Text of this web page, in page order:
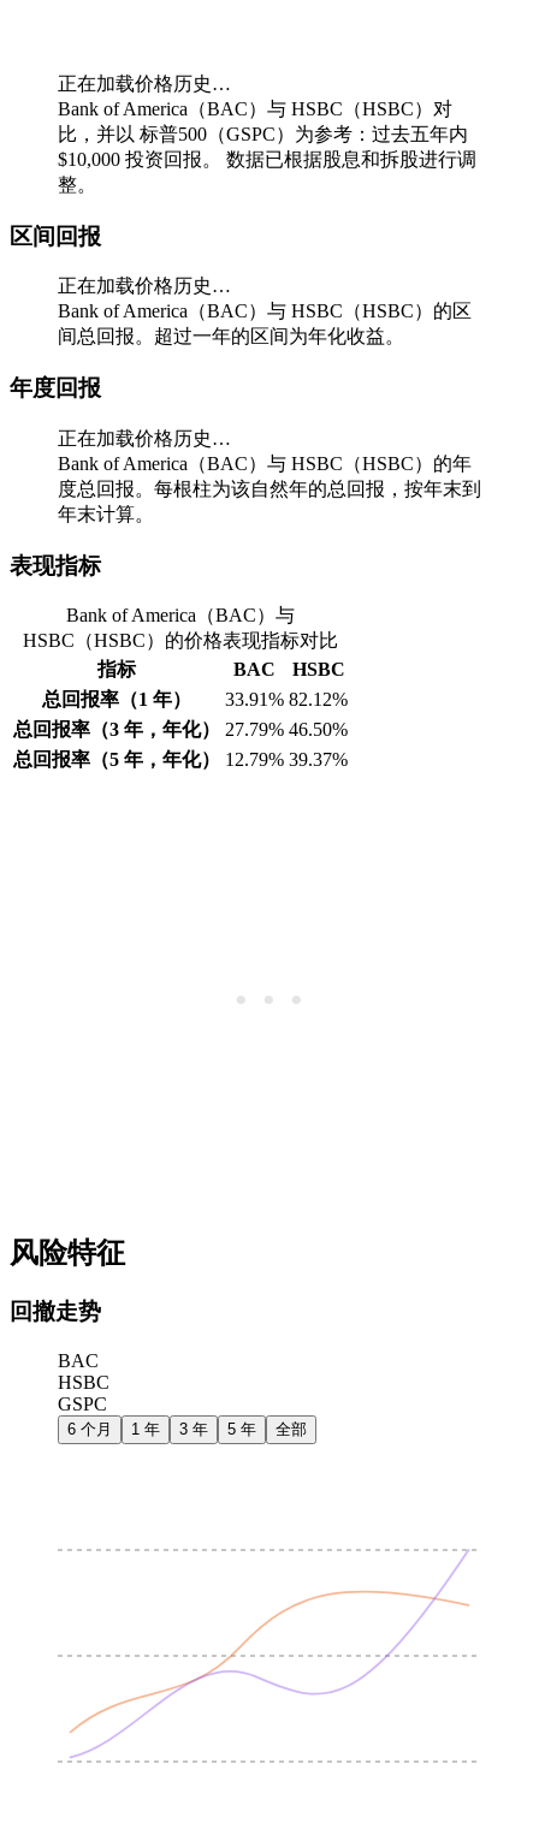
正在加载价格历史…
Bank of America（BAC）与 HSBC（HSBC）对
比，并以 标普500（GSPC）为参考：过去五年内
$10,000 投资回报。
数据已根据股息和拆股进行调
整。
区间回报
正在加载价格历史…
Bank of America（BAC）与 HSBC（HSBC）的区
间总回报。超过一年的区间为年化收益。
年度回报
正在加载价格历史…
Bank of America（BAC）与 HSBC（HSBC）的年
度总回报。每根柱为该自然年的总回报，按年末到
年末计算。
表现指标
Bank of America（BAC）与
HSBC（HSBC）的价格表现指标对比
指标
BAC
HSBC
总回报率（1 年）
33.91% 82.12%
总回报率（3 年，年化）
27.79% 46.50%
总回报率（5 年，年化）
12.79% 39.37%
风险特征
回撤走势
BAC
HSBC
GSPC
6 个月 1 年 3 年 5 年 全部